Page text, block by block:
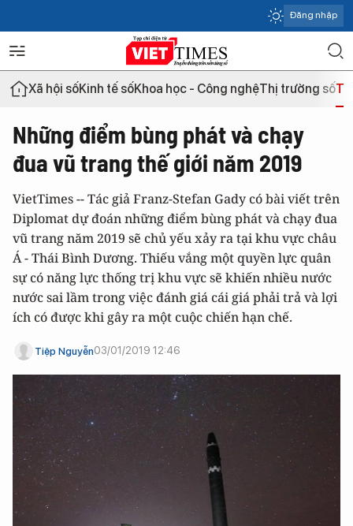
Đăng nhập
Xã hội sốKinh tế sốKhoa học - Công nghệThị trường số
Những điểm bùng phát và chạy
đua vũ trang thế giới năm 2019
VietTimes -- Tác giả Franz-Stefan Gady có bài viết trên
Diplomat dự đoán những điểm bùng phát và chạy đua
vũ trang năm 2019 sẽ chủ yếu xảy ra tại khu vực châu
Á - Thái Bình Dương. Thiếu vắng một quyền lực quân
sự có năng lực thống trị khu vực sẽ khiến nhiều nước
nước sai lầm trong việc đánh giá cái giá phải trả và lợi
ích có được khi gây ra một cuộc chiến hạn chế.
Tiệp Nguyễn03/01/2019 12:46